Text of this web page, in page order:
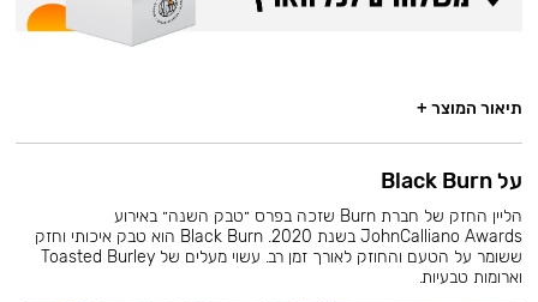
תיאור המוצר +
על Black Burn
הליין החזק של חברת Burn שזכה בפרס ״טבק השנה״ באירוע
JohnCalliano Awards בשנת 2020. Black Burn הוא טבק איכותי וחזק
ששומר על הטעם והחוזק לאורך זמן רב. עשוי מעלים של Toasted Burley
וארומות טבעיות.